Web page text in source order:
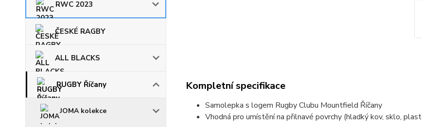
RWC 2023
ČESKÉ RAGBY
ALL BLACKS
RUGBY Říčany
JOMA kolekce
Kompletní specifikace
Samolepka s logem Rugby Clubu Mountfield Říčany
Vhodná pro umístění na přilnavé povrchy (hladký kov, sklo,